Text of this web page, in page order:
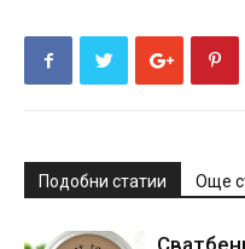
Подобни статии Още